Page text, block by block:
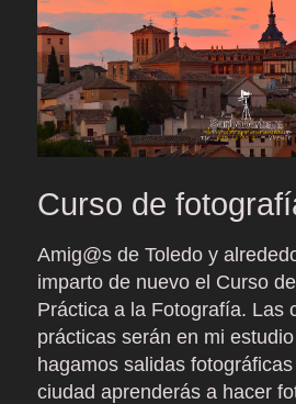
Curso de
Amig@s de Toledo y
imparto de nuevo el Curso
Práctica a la Fotografía. Las
prácticas serán en mi
hagamos salidas
ciudad aprenderás a hacer